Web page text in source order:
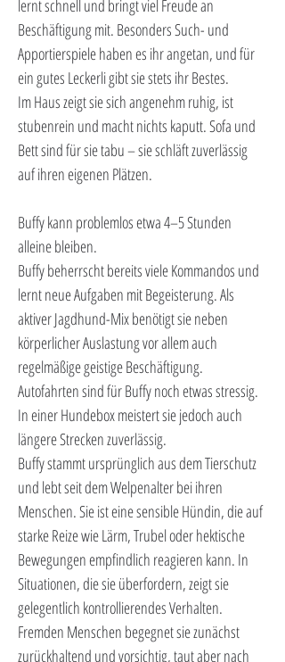
lernt schnell und bringt viel Freude an
Beschäftigung mit. Besonders Such- und
Apportierspiele haben es ihr angetan, und für
ein gutes Leckerli gibt sie stets ihr Bestes.
Im Haus zeigt sie sich angenehm ruhig, ist
stubenrein und macht nichts kaputt. Sofa und
Bett sind für sie tabu – sie schläft zuverlässig
auf ihren eigenen Plätzen.
Buffy kann problemlos etwa 4–5 Stunden
alleine bleiben.
Buffy beherrscht bereits viele Kommandos und
lernt neue Aufgaben mit Begeisterung. Als
aktiver Jagdhund-Mix benötigt sie neben
körperlicher Auslastung vor allem auch
regelmäßige geistige Beschäftigung.
Autofahrten sind für Buffy noch etwas stressig.
In einer Hundebox meistert sie jedoch auch
längere Strecken zuverlässig.
Buffy stammt ursprünglich aus dem Tierschutz
und lebt seit dem Welpenalter bei ihren
Menschen. Sie ist eine sensible Hündin, die auf
starke Reize wie Lärm, Trubel oder hektische
Bewegungen empfindlich reagieren kann. In
Situationen, die sie überfordern, zeigt sie
gelegentlich kontrollierendes Verhalten.
Fremden Menschen begegnet sie zunächst
zurückhaltend und vorsichtig, taut aber nach